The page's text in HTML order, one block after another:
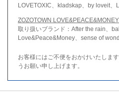
LOVETOXIC、kladskap、by loveit
ZOZOTOWN
取り扱いブランド：After the rain、
Love&Peace&Money、sense of
お客様にはご不便をおかけいたしま
うお願い申し上げます。